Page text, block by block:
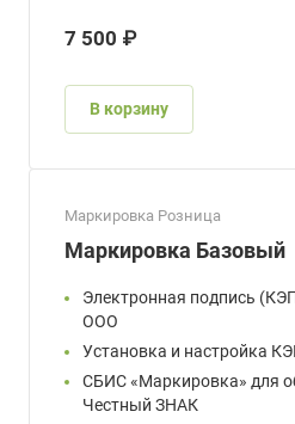
7 500 ₽
В корзину
Маркировка Розница
Маркировка Базовый
Электронная подпись
ООО
Установка и настройка
СБИС «Маркировка» для
Честный ЗНАК